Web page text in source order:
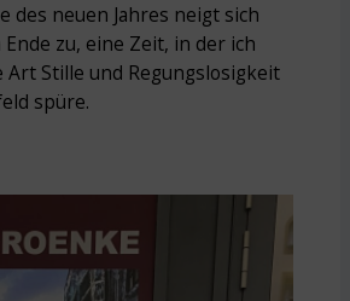
des neuen Jahres neigt sich
zu, eine Zeit, in der ich
Art Stille und Regungslosigkeit
spüre.